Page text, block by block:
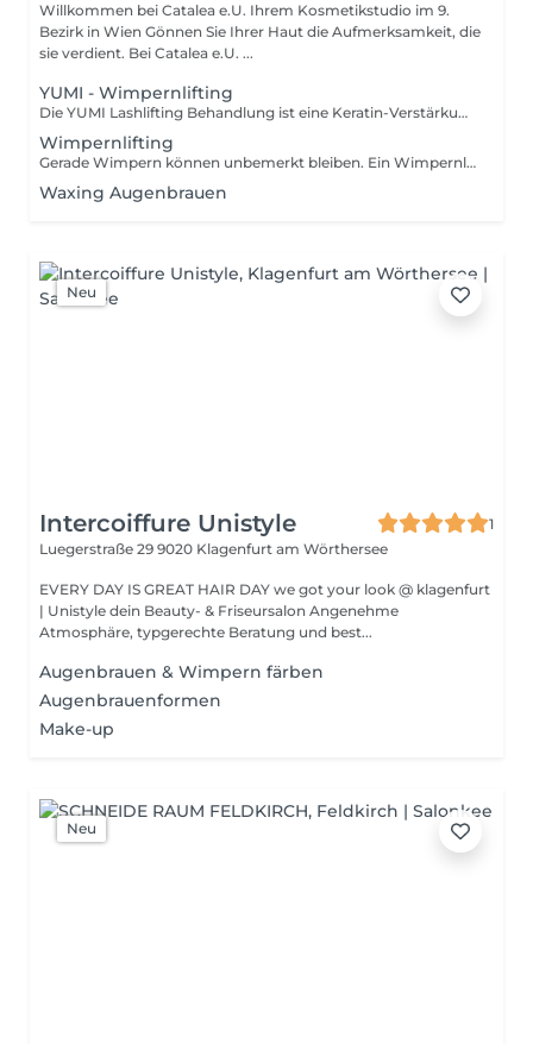
Willkommen bei Catalea e.U. Ihrem Kosmetikstudio im 9.
Bezirk in Wien Gönnen Sie Ihrer Haut die Aufmerksamkeit, die
sie verdient. Bei Catalea e.U. ...
YUMI - Wimpernlifting
Die YUMI Lashlifting Behandlung ist eine Keratin-Verstärkung und ein Lifting für die Naturwimpern. In dieser Behandlung werden die natürlichen Wimpern nach oben geschwungen und mit einer speziellen Pigment-Mischung gefärbt. Als Ergebnis sind ein wunderbarer Augenaufschlag und dichtere, dunklere und optisch längere Wimpern als Soforteffekt zu sehen, die schön nach oben gebogen sind - ein fantastischer open eye Look. Der Boosting- und Lifting-Effekt hält 8-12 Wochen an, was dem natürlichen Lebenszyklus der Wimpern entspricht. Wann darf man kein Wimpern Lifting machen? Krebs .HIV .Augenentzündung .Augeninfektion .entzündete Meibomdrüsen. Empfindliche Augen oder allergische Reaktionen auf die verwendeten Produkte. Bei einer Schwangerschaft darf ein Wimpernlifting gemacht werden. Dennoch kann es sein, dass die Wirkung des Liftings durch die Hormone beeinflusst werden, sodass die Umformung schwächer ausfällt oder auch gar nicht angenommen wird. Wie Du Dich auf ein Wimpernlifting vorbereitest: Am Tag wo dein Wimpern Lifting gemacht wird: - Am besten solltest Du zu deinem Wimpernlifting-Termin ohne Augen-Make-up erscheinen. - Biege Deine Wimpern an diesem Tag nicht mit einer Wimpernzange, komme mit Deinen natürlichen Wimpern in unser Catalea Kosmetikstudio. - Trage bitte zu Deinem Termin auch keine Kontaktlinsen, diese können den Prozess stören und es könnte für dich unangenehm sein. WAS MUSS MAN NACH EINEM WIMPERN LIFTING BEACHTEN ? - Reibe bitte nicht deine Augen und ziehe auch nicht an deinen Wimpern. - Keine Wimpernzange verwenden. - Keine künstlichen Wimpern kleben. - schlafe nach einem Wimpern Lifting am besten auf dem Rücken oder auf der Seite. Dies ist wichtig um die Haltbarkeit des Lifting zu gewährleisten. - vermeide für 48 Stunden den Kontakt mit Kosmetik-Produkten, Cremes, Schmink-Produkten, Mascara und Eyeliner. - vermeide Reinigungsmittel, die Silikone, Parabene, Fruchtsäuren oder Milchsäure enthalten, da diese die neue Wimpernform beeinträchtigen und zu gebrochenen und brüchigen Wimpern führen können. - Frisiere täglich deine Wimpern mit einer Wimpernbürste.
Wimpernlifting
Gerade Wimpern können unbemerkt bleiben. Ein Wimpernlifting öffnet deine Augen und verleiht den Wimpern Länge und Fülle. Ein Wimpernlifting ist die perfekte Behandlung, um deine Wimpern zum Flattern und Glänzen zu bringen. Der Lifting-Effekt hält 6- 8 Wochen an.
Waxing Augenbrauen
Neu
Intercoiffure Unistyle
1
Luegerstraße 29 9020 Klagenfurt am Wörthersee
EVERY DAY IS GREAT HAIR DAY we got your look @ klagenfurt
| Unistyle dein Beauty- & Friseursalon Angenehme
Atmosphäre, typgerechte Beratung und best...
Augenbrauen & Wimpern färben
Augenbrauenformen
Make-up
Neu